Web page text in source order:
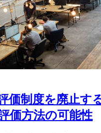
価制度を廃止す
価方法の可能性